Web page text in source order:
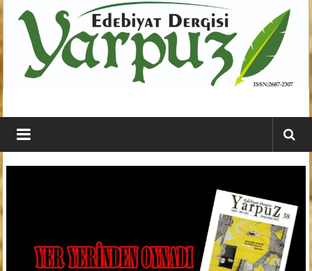
geç
YARPUZ
Edebiyat
Dergisi
Edebiyat
Dergisi